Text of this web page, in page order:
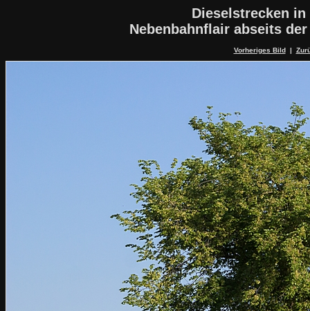
Dieselstrecken
Nebenbahnflair abseits
Vorheriges Bild